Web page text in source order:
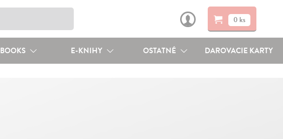
0 ks
BOOKS E-KNIHY OSTATNÉ DAROVACIE KARTY